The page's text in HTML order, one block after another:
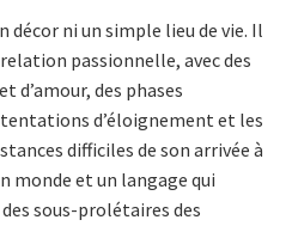
décor ni un simple lieu de vie. Il
passionnelle, avec des
d’amour, des phases
d’éloignement et les
difficiles de son arrivée à
monde et un langage qui
sous-prolétaires des